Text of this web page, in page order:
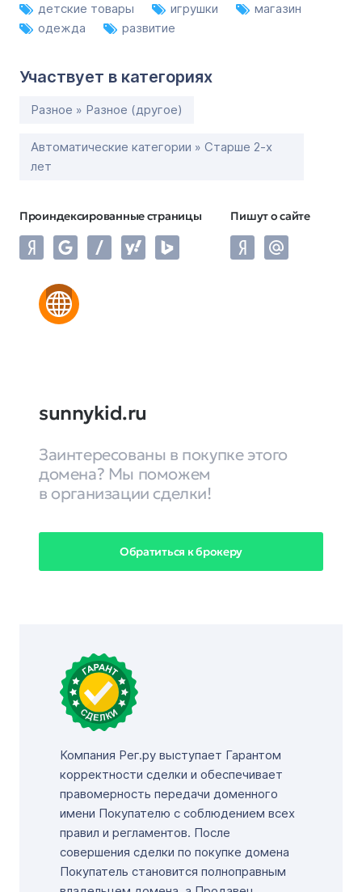
детские товары
игрушки
магазин
одежда
развитие
Участвует в категориях
Разное » Разное (другое)
Автоматические категории » Старше 2-х
лет
Проиндексированные страницы Пишут о сайте
sunnykid.ru
Заинтересованы в покупке этого
домена? Мы поможем
в организации сделки!
Обратиться к брокеру
Компания Рег.ру выступает Гарантом
корректности сделки и обеспечивает
правомерность передачи доменного
имени Покупателю с соблюдением всех
правил и регламентов. После
совершения сделки по покупке домена
Покупатель становится полноправным